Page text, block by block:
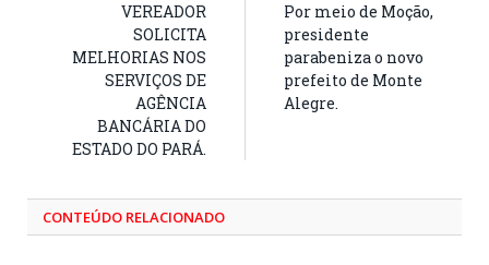
VEREADOR
SOLICITA
MELHORIAS NOS
SERVIÇOS DE
AGÊNCIA
BANCÁRIA DO
ESTADO DO PARÁ.
Por meio de Moção,
presidente
parabeniza o novo
prefeito de Monte
Alegre.
CONTEÚDO RELACIONADO